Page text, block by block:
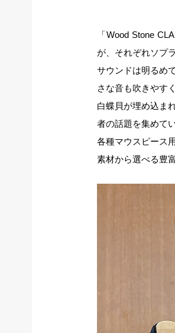
「Wood Stone
が、それぞれソプ
サウンドは明るめ
さな音も吹きやす
白蝶貝が埋め込ま
者の話題を集めてい
各種マウスピース
素材から選べる豊